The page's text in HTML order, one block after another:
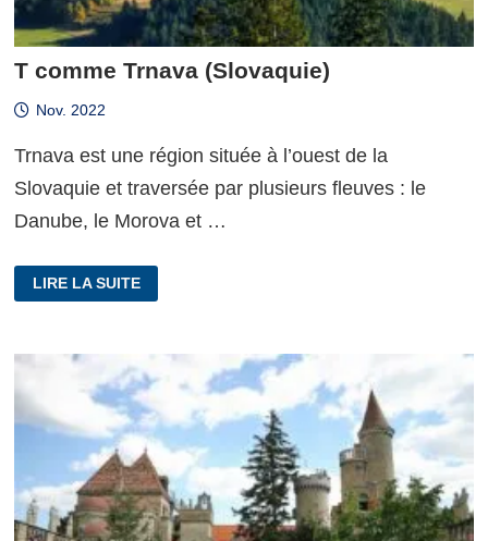
T comme Trnava (Slovaquie)
Nov. 2022
Trnava est une région située à l’ouest de la
Slovaquie et traversée par plusieurs fleuves : le
Danube, le Morova et …
COMME
TRNAVA (SLOVAQUIE)
LIRE LA SUITE